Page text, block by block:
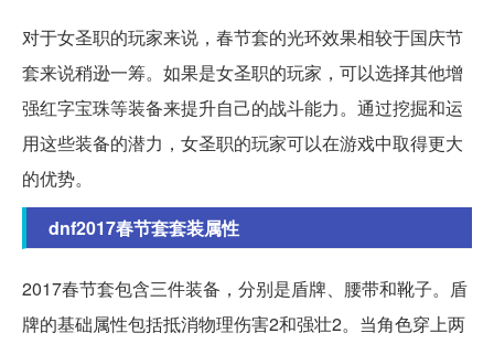
对于女圣职的玩家来说，春节套的光环效果相较于国庆节
套来说稍逊一筹。如果是女圣职的玩家，可以选择其他增
强红字宝珠等装备来提升自己的战斗能力。通过挖掘和运
用这些装备的潜力，女圣职的玩家可以在游戏中取得更大
的优势。
dnf2017春节套套装属性
2017春节套包含三件装备，分别是盾牌、腰带和靴子。盾
牌的基础属性包括抵消物理伤害2和强壮2。当角色穿上两